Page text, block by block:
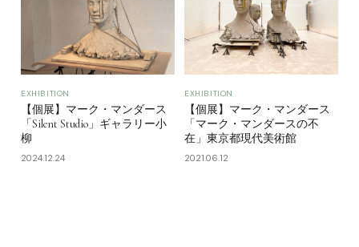
EXHIBITION
【個展】マーク・マンダース
「Silent Studio」ギャラリー小
柳
2024.12.24
EXHIBITION
【個展】マーク・マンダース
「マーク・マンダースの不
在」東京都現代美術館
2021.06.12